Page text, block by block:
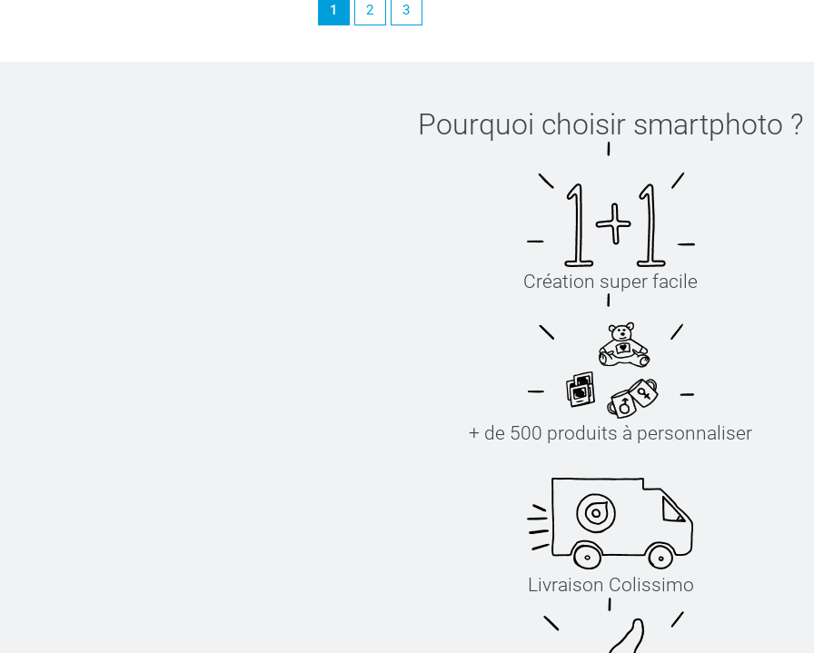
1 2 3
Pourquoi choisir smartphoto ?
Création super facile
+ de 500 produits à personnaliser
Livraison Colissimo